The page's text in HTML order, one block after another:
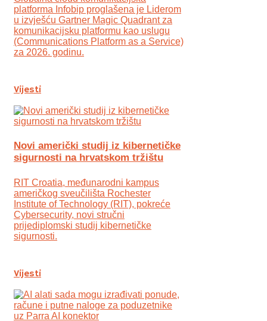
platforma Infobip proglašena je Liderom
u izvješću Gartner Magic Quadrant za
komunikacijsku platformu kao uslugu
(Communications Platform as a Service)
za 2026. godinu.
Vijesti
Novi američki studij iz kibernetičke
sigurnosti na hrvatskom tržištu
RIT Croatia, međunarodni kampus
američkog sveučilišta Rochester
Institute of Technology (RIT), pokreće
Cybersecurity, novi stručni
prijediplomski studij kibernetičke
sigurnosti.
Vijesti